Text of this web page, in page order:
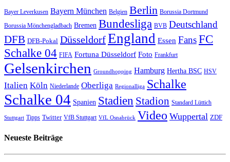
Bayer Leverkusen Bayern München Belgien Berlin Borussia Dortmund
Borussia Mönchengladbach Bremen Bundesliga BVB Deutschland
DFB DFB-Pokal DüsseldorfEngland Essen FansFC
Schalke 04 FIFA Fortuna Düsseldorf Foto Frankfurt
Gelsenkirchen Groundhopping Hamburg Hertha BSC HSV
Italien Köln Niederlande Oberliga Regionalliga Schalke
Schalke 04 Spanien Stadien Stadion Standard Lüttich
Stuttgart Tipps Twitter VfB Stuttgart VfL Osnabrück Video Wuppertal ZDF
Neueste Beiträge